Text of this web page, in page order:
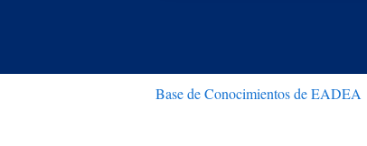
Base de Conocimientos de EADEA